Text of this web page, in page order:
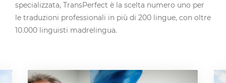
specializzata, TransPerfect è la scelta numero uno per
le traduzioni professionali in più di 200 lingue, con oltre
10.000 linguisti madrelingua.